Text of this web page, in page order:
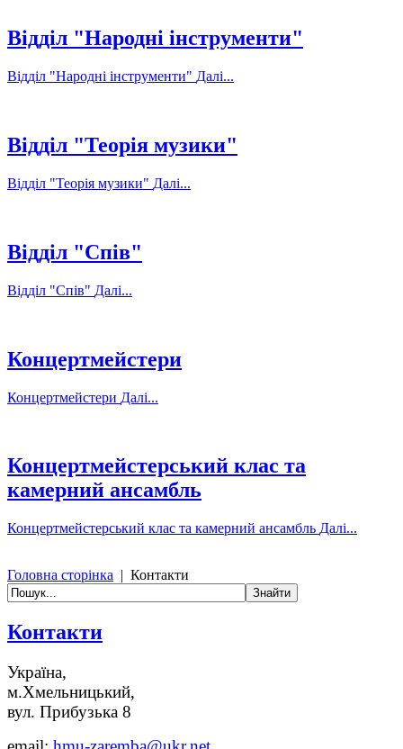
Відділ "Народні інструменти"
Відділ "Народні інструменти" Далі...
Відділ "Теорія музики"
Відділ "Теорія музики" Далі...
Відділ "Спів"
Відділ "Спів" Далі...
Концертмейстери
Концертмейстери Далі...
Концертмейстерський клас та
камерний ансамбль
Концертмейстерський клас та камерний ансамбль Далі...
Головна сторінка | Контакти
Контакти
Україна,
м.Хмельницький,
вул. Прибузька 8